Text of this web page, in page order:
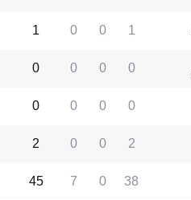
1
0
0
1
0
0
0
0
0
0
0
0
2
0
0
2
38
0
7
45